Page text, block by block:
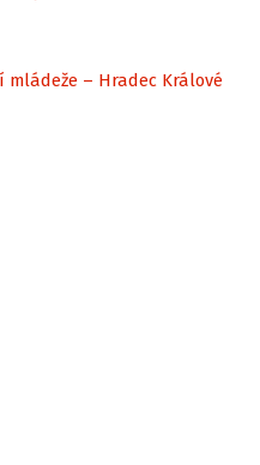
mládeže – Hradec Králové